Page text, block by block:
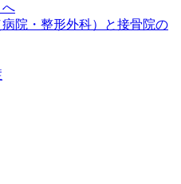
へ
院・整形外科）と接骨院の